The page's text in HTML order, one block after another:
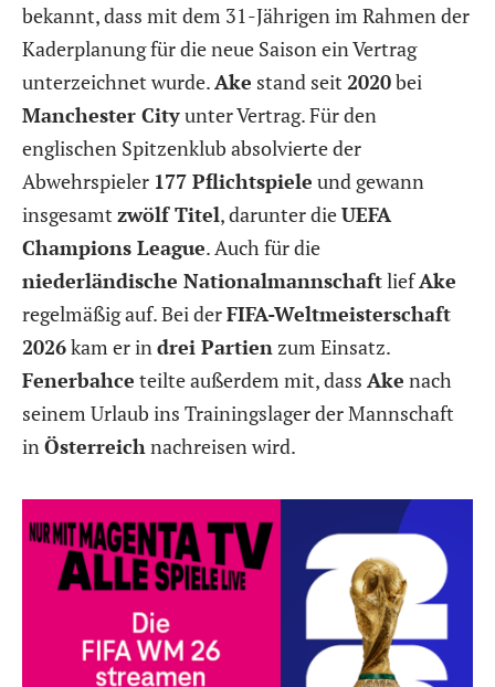
bekannt, dass mit dem 31-Jährigen im Rahmen der
Kaderplanung für die neue Saison ein Vertrag
unterzeichnet wurde.Ake stand seit 2020bei
Manchester Cityunter Vertrag. Für den
englischen Spitzenklub absolvierte der
Abwehrspieler 177 Pflichtspiele und gewann
insgesamt zwölf Titel, darunter dieUEFA
Champions League. Auch für die
niederländische NationalmannschaftliefAke
regelmäßig auf. Bei derFIFA-Weltmeisterschaft
2026kam er in drei Partien zum Einsatz.
Fenerbahce teilte außerdem mit, dass Ake nach
seinem Urlaub ins Trainingslager der Mannschaft
in Österreich nachreisen wird.